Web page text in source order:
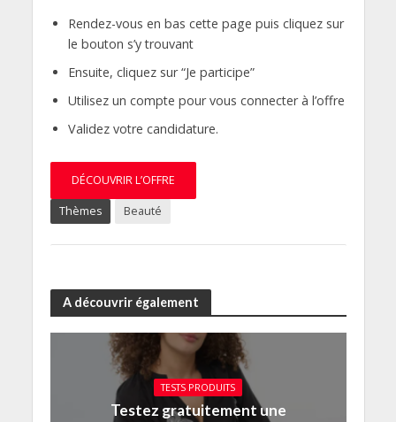
Rendez-vous en bas cette page puis cliquez sur
le bouton s’y trouvant
Ensuite, cliquez sur “Je participe”
Utilisez un compte pour vous connecter à l’offre
Validez votre candidature.
DÉCOUVRIR L’OFFRE
Thèmes Beauté
A découvrir également
TESTS PRODUITS
Testez gratuitement une